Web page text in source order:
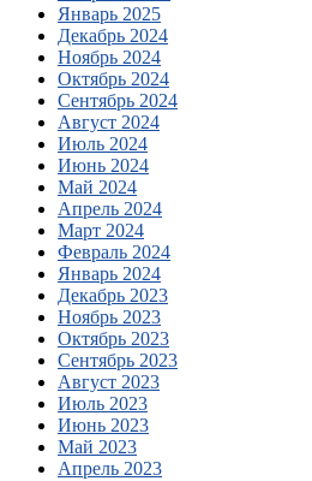
Январь 2025
Декабрь 2024
Ноябрь 2024
Октябрь 2024
Сентябрь 2024
Август 2024
Июль 2024
Июнь 2024
Май 2024
Апрель 2024
Март 2024
Февраль 2024
Январь 2024
Декабрь 2023
Ноябрь 2023
Октябрь 2023
Сентябрь 2023
Август 2023
Июль 2023
Июнь 2023
Май 2023
Апрель 2023